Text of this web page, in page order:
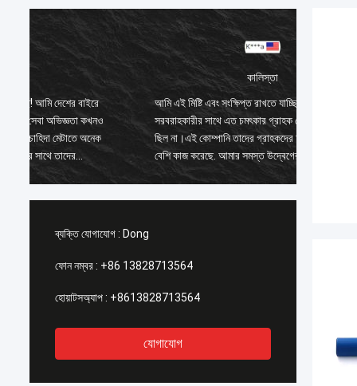
কালিস্তা
আমি এই মিষ্টি এবং সংক্ষিপ্ত রাখতে যাচ্ছি! আমি দেশের বাইরে
সরবরাহকারীর সাথে এত চমৎকার গ্রাহক সেবা অভিজ্ঞতা কখনও
ছিল না।এই কোম্পানি তাদের গ্রাহকদের চাহিদা মেটাতে অনেক
বেশি কাজ করেছে. আমার সমস্ত উদ্বেগের সাথে তাদের
প্রতিক্রিয়া সময় অবিলম্বে সমাধান করা হয়েছিল 100%১-২৪
ব্যক্তি যোগাযোগ : Dong
ফোন নম্বর : +86 13828713564
হোয়াটসঅ্যাপ : +8613828713564
যোগাযোগ